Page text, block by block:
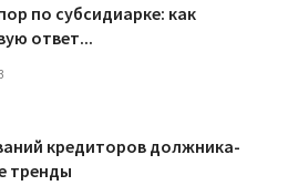
по субсидиарке: как
ответ...
кредиторов должника-
тренды